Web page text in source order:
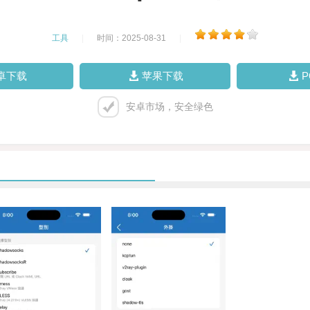
工具 时间：2025-08-31
下载 苹果下载
安卓市场，安全绿色